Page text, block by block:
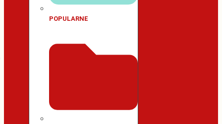
POPULARNE